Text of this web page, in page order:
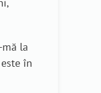
la
în